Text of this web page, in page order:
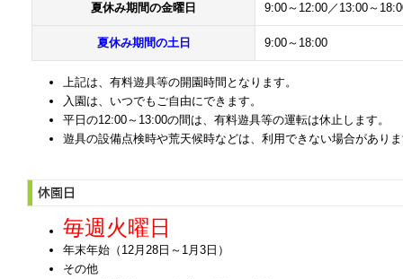
夏休み期間の金曜日 9:00～12:00／13:00～
夏休み期間の土日 9:00～18:00
上記は、有料遊具等の開園時間となります。
入園は、いつでもご自由にできます。
平日の12:00～13:00の間は、有料遊具等の運転は休止します。
遊具の設備点検時や荒天候時などは、利用できない場合があり
毎週火曜日
年末年始（12月28日～1月3日）
その他